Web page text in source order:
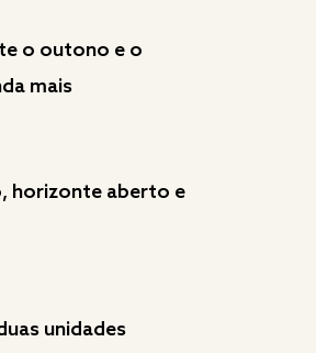
o outono e o
mais
horizonte aberto e
unidades